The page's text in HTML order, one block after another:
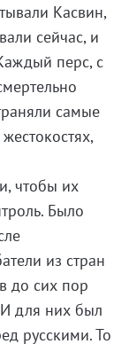
Касвин,
сейчас, и
перс, с
самые
чтобы их
Было
из стран
до сих пор
для них был
русскими. То